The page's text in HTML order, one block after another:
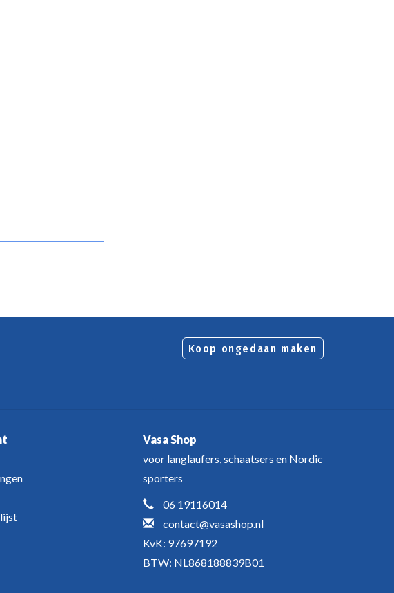
Koop ongedaan maken
Vasa Shop
voor langlaufers, schaatsers en Nordic
sporters
06 19116014
contact@vasashop.nl
KvK: 97697192
BTW: NL868188839B01